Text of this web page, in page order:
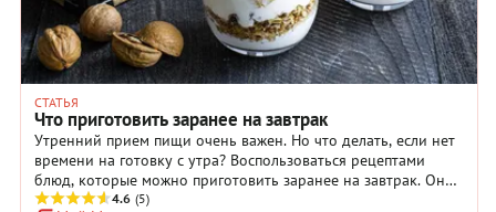
СТАТЬЯ
Что приготовить заранее на завтрак
Утренний прием пищи очень важен. Но что делать, если нет
времени на готовку с утра? Воспользоваться рецептами
блюд, которые можно приготовить заранее на завтрак. Они
позволят вам сэкономить время и насладиться вкусной
4.6 (5)